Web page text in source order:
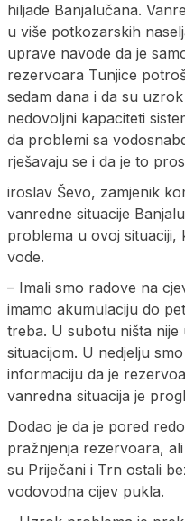
hiljade Banjalučana.
u više potkozarskih
uprave navode da je
rezervoara Tunjice
sedam dana i da su
nedovoljni kapaciteti
da problemi sa
rješavaju se i da je to
iroslav Ševo, zamjenik
vanredne situacije
problema u ovoj situaciji,
vode.
– Imali smo radove na
imamo akumulaciju do
treba. U subotu ništa
situacijom. U nedjelju
informaciju da je
vanredna situacija je
Dodao je da je pored
pražnjenja rezervoara,
su Priječani i Trn ostali
vodovodna cijev pukla.